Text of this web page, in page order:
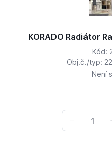
KORADO Radiátor
Kód:
Obj.č./typ:
Není